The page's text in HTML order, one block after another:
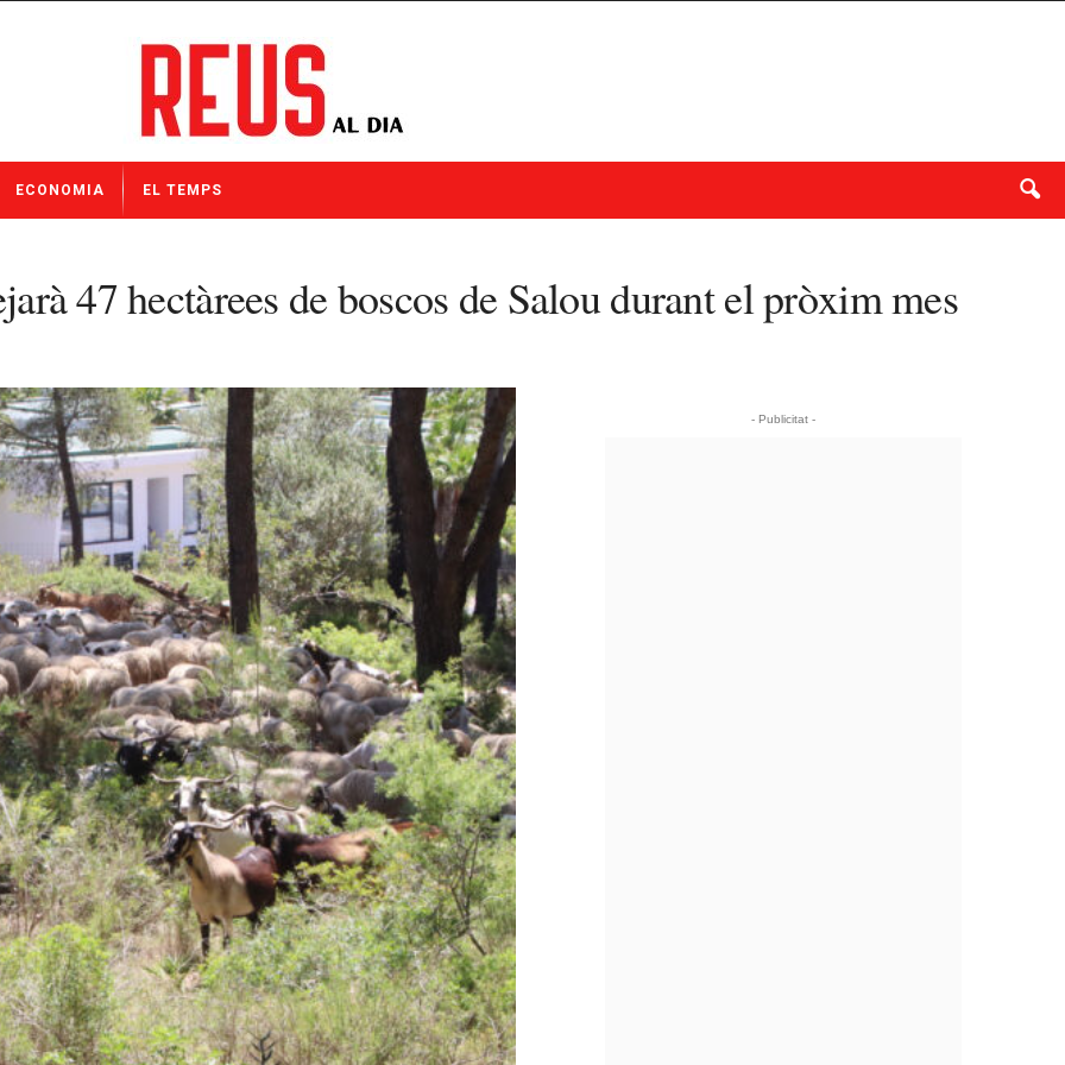
ECONOMIA EL TEMPS
47 hectàrees de boscos de Salou durant el pròxim mes
- Publicitat -